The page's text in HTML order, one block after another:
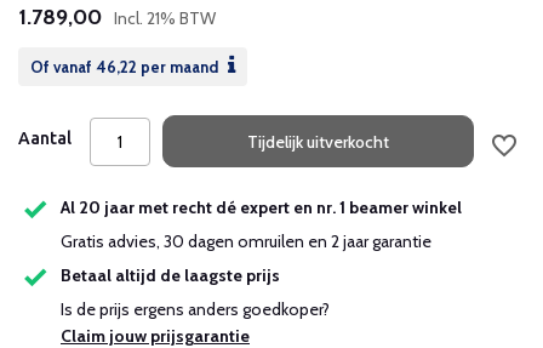
1.789,00 Incl. 21% BTW
Of vanaf 46,22 per maand
Aantal Tijdelijk uitverkocht
Al 20 jaar met recht dé expert en nr. 1 beamer winkel
Gratis advies, 30 dagen omruilen en 2 jaar garantie
Betaal altijd de laagste prijs
Is de prijs ergens anders goedkoper?
Claim jouw prijsgarantie